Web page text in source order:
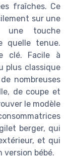
fraîches. Ce
sur une
une touche
quelle tenue.
clé. Facile à
plus classique
nombreuses
de coupe et
le modèle
berger, qui
et qui
version bébé.